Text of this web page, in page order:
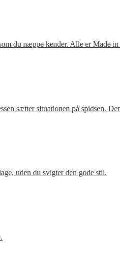
du næppe kender. Alle er Made
sætter situationen på spidsen.
uden du svigter den gode stil.